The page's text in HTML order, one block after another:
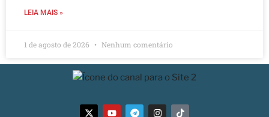
LEIA MAIS »
1 de agosto de 2026 Nenhum comentário